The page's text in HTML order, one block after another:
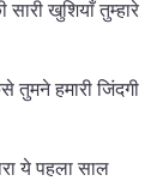
खुशियाँ तुम्हारे
तुमने हमारी जिंदगी
ये पहला साल